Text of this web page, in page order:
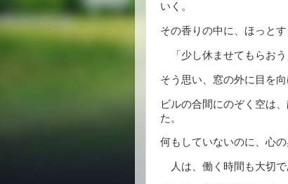
いく。
その香りの中に、ほっとす
「少し休ませてもらおう
そう思い、窓の外に目を向
ビルの合間にのぞく空は
た。
何もしていないのに、心
人は、働く時間も大切で